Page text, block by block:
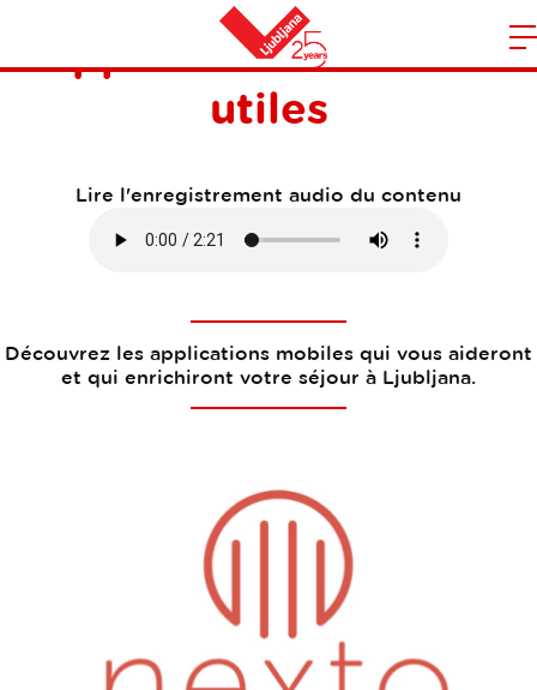
Maison
Applications mobiles
utiles
Lire l'enregistrement audio du contenu
Découvrez les applications mobiles qui vous aideront
et qui enrichiront votre séjour à Ljubljana.